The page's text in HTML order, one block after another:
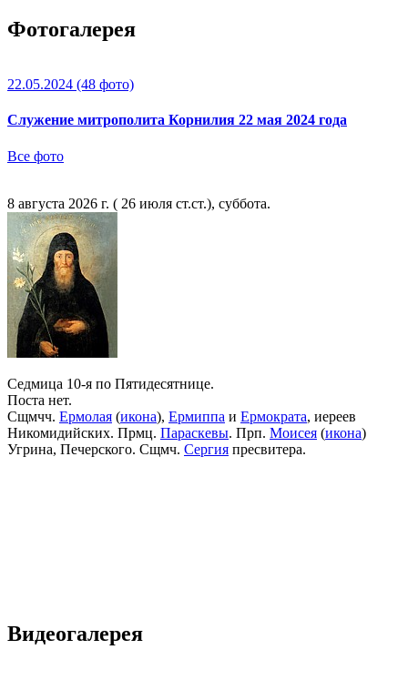
Фотогалерея
22.05.2024 (48 фото)
Служение митрополита Корнилия 22 мая 2024 года
Все фото
8 августа 2026 г. ( 26 июля ст.ст.), суббота.
Седмица 10-я по Пятидесятнице.
Поста нет.
Сщмчч. Ермолая (икона), Ермиппа и Ермократа, иереев
Никомидийских. Прмц. Параскевы. Прп. Моисея (икона)
Угрина, Печерского. Сщмч. Сергия пресвитера.
Видеогалерея